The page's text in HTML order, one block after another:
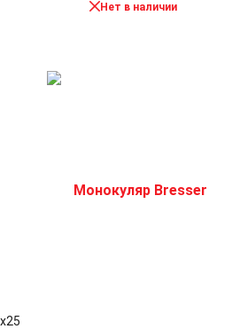
Нет в наличии